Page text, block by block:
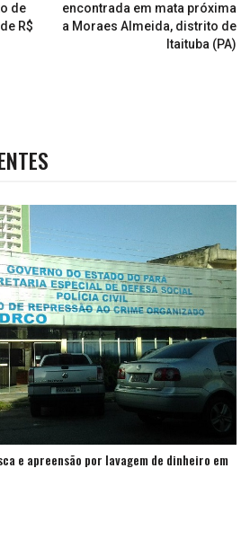
de
R$
encontrada em mata próxima
a Moraes Almeida, distrito de
Itaituba (PA)
e apreensão por lavagem de dinheiro em